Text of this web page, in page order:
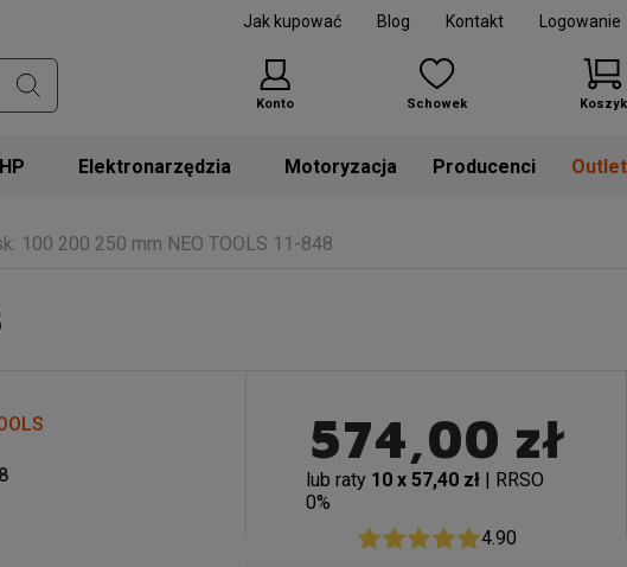
Jak kupować Blog Kontakt Logowanie
Konto Schowek Koszyk
Motoryzacja Producenci Outlet
100 200 250 mm NEO TOOLS 11-848
574,00 zł
lub raty 10 x 57,40 zł | RRSO
0%
4.90